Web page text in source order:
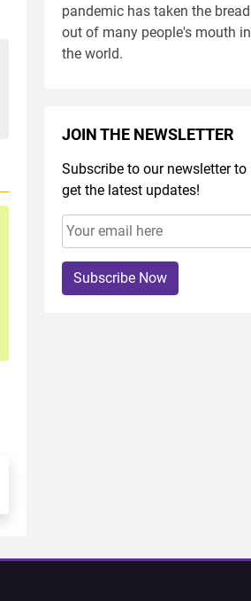
pandemic has taken the bread
out of many people's mouth in
the world.
JOIN THE NEWSLETTER
Subscribe to our newsletter to
get the latest updates!
Subscribe Now